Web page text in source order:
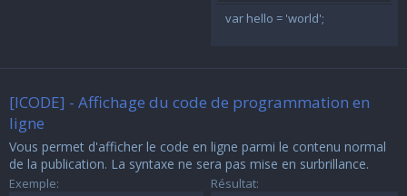
var hello = 'world';
[ICODE] - Affichage du code de programmation en
ligne
Vous permet d'afficher le code en ligne parmi le contenu normal
de la publication. La syntaxe ne sera pas mise en surbrillance.
Exemple: Résultat: